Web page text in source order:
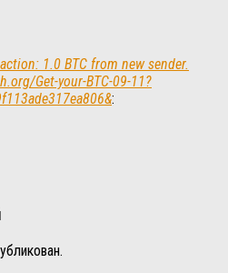
1.0 BTC from new sender.
Get-your-BTC-09-11?
: